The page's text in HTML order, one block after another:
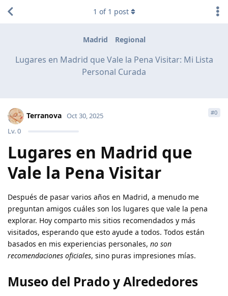
Madrid Regional
Lugares en Madrid que Vale la Pena Visitar: Mi Lista
Personal Curada
1 of 1 post
Terranova
Lv.0
Oct 30, 2025 #0
Lugares en Madrid que
Vale la Pena Visitar
Después de pasar varios años en Madrid, a menudo me
preguntan amigos cuáles son los lugares que vale la pena
explorar. Hoy comparto mis sitios recomendados y más
visitados, esperando que esto ayude a todos. Todos están
basados en mis experiencias personales, no son
recomendaciones oficiales, sino puras impresiones mías.
Museo del Prado y Alrededores